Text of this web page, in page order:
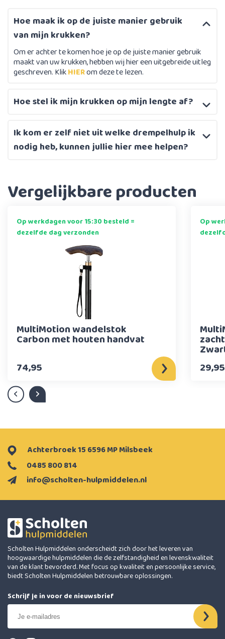
Hoe maak ik op de juiste manier gebruik
van mijn krukken?
Om er achter te komen hoe je op de juiste manier gebruik
maakt van uw krukken, hebben wij hier een uitgebreide uitleg
geschreven. KlikHIERom deze te lezen.
Hoe stel ik mijn krukken op mijn lengte af?
Ik kom er zelf niet uit welke drempelhulp ik
nodig heb, kunnen jullie hier mee helpen?
Vergelijkbare producten
Op werkdagen voor 15:30 besteld =
dezelfde dag verzonden
MultiMotion wandelstok
Carbon met houten handvat
74,95
Op
29,95
info@scholten-hulpmiddelen.nl
0485 800 814
Achterbroek 15 6596 MP Milsbeek
Scholten Hulpmiddelen onderscheidt zich door het leveren van
hoogwaardige hulpmiddelen die de zelfstandigheid en levenskwaliteit
van de klant bevorderd. Met focus op kwaliteit en persoonlijke service,
biedt Scholten Hulpmiddelen betrouwbare oplossingen.
Schrijf je in voor de nieuwsbrief